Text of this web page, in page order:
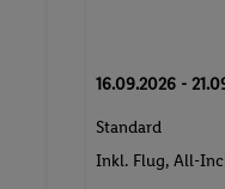
16.09.2026 -
Standard
Inkl. Flug, All-